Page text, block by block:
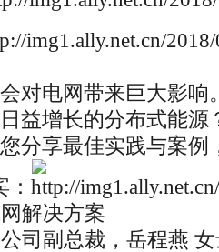
对电网带来巨大影响
益增长的分布式能源
分享最佳实践与案例
：
解决方案
司副总裁，岳程燕